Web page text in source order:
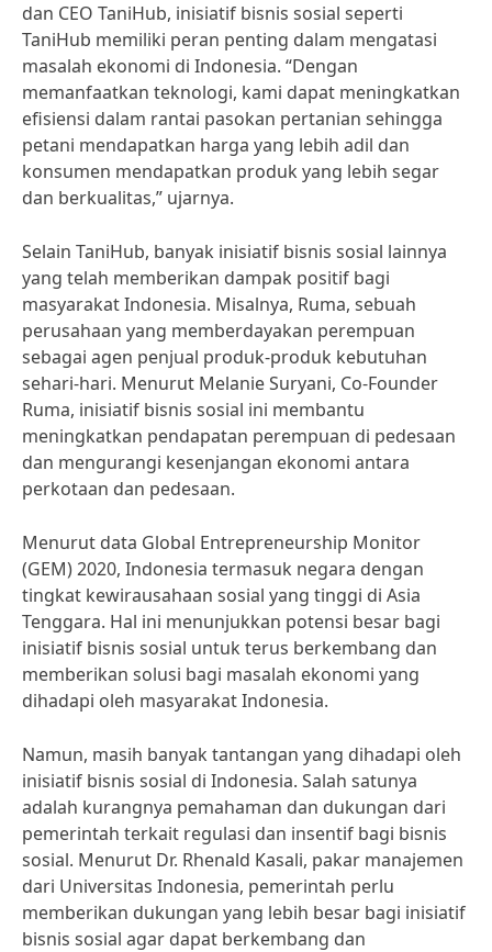
dan CEO TaniHub, inisiatif bisnis sosial seperti
TaniHub memiliki peran penting dalam mengatasi
masalah ekonomi di Indonesia. “Dengan
memanfaatkan teknologi, kami dapat meningkatkan
efisiensi dalam rantai pasokan pertanian sehingga
petani mendapatkan harga yang lebih adil dan
konsumen mendapatkan produk yang lebih segar
dan berkualitas,” ujarnya.
Selain TaniHub, banyak inisiatif bisnis sosial lainnya
yang telah memberikan dampak positif bagi
masyarakat Indonesia. Misalnya, Ruma, sebuah
perusahaan yang memberdayakan perempuan
sebagai agen penjual produk-produk kebutuhan
sehari-hari. Menurut Melanie Suryani, Co-Founder
Ruma, inisiatif bisnis sosial ini membantu
meningkatkan pendapatan perempuan di pedesaan
dan mengurangi kesenjangan ekonomi antara
perkotaan dan pedesaan.
Menurut data Global Entrepreneurship Monitor
(GEM) 2020, Indonesia termasuk negara dengan
tingkat kewirausahaan sosial yang tinggi di Asia
Tenggara. Hal ini menunjukkan potensi besar bagi
inisiatif bisnis sosial untuk terus berkembang dan
memberikan solusi bagi masalah ekonomi yang
dihadapi oleh masyarakat Indonesia.
Namun, masih banyak tantangan yang dihadapi oleh
inisiatif bisnis sosial di Indonesia. Salah satunya
adalah kurangnya pemahaman dan dukungan dari
pemerintah terkait regulasi dan insentif bagi bisnis
sosial. Menurut Dr. Rhenald Kasali, pakar manajemen
dari Universitas Indonesia, pemerintah perlu
memberikan dukungan yang lebih besar bagi inisiatif
bisnis sosial agar dapat berkembang dan